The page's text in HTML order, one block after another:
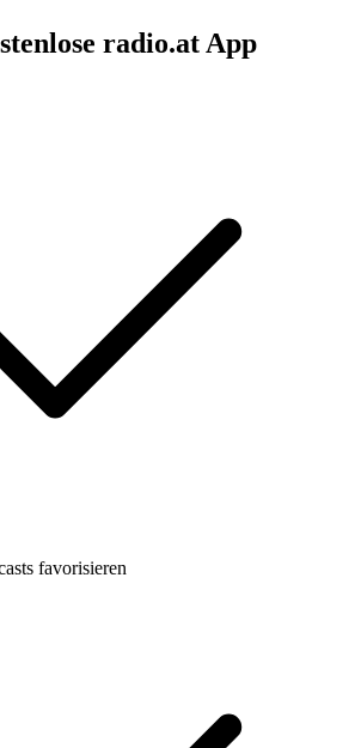
radio.at App
favorisieren